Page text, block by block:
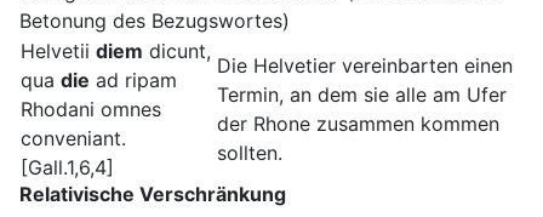
Betonung des Bezugswortes)
Helvetii diem dicunt,
qua die ad ripam
Rhodani omnes
conveniant.
[Gall.1,6,4]
Die Helvetier vereinbarten einen
Termin, an dem sie alle am Ufer
der Rhone zusammen kommen
sollten.
Relativische Verschränkung